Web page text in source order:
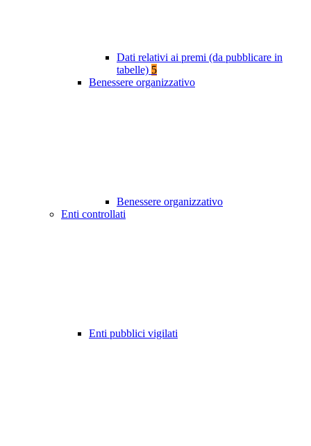
Dati relativi ai premi (da pubblicare in
tabelle) 5
Benessere organizzativo
Benessere organizzativo
Enti controllati
Enti pubblici vigilati